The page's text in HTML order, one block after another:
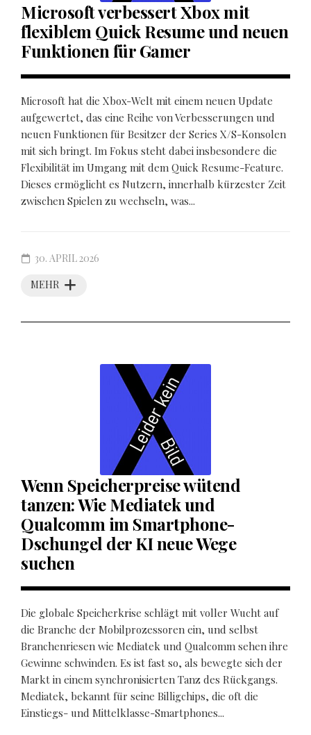
Microsoft verbessert Xbox mit
flexiblem Quick Resume und neuen
Funktionen für Gamer
Microsoft hat die Xbox-Welt mit einem neuen Update
aufgewertet, das eine Reihe von Verbesserungen und
neuen Funktionen für Besitzer der Series X/S-Konsolen
mit sich bringt. Im Fokus steht dabei insbesondere die
Flexibilität im Umgang mit dem Quick Resume-Feature.
Dieses ermöglicht es Nutzern, innerhalb kürzester Zeit
zwischen Spielen zu wechseln, was...
MEHR
30. APRIL 2026
Wenn Speicherpreise wütend
tanzen: Wie Mediatek und
Qualcomm im Smartphone-
Dschungel der KI neue Wege
suchen
Die globale Speicherkrise schlägt mit voller Wucht auf
die Branche der Mobilprozessoren ein, und selbst
Branchenriesen wie Mediatek und Qualcomm sehen ihre
Gewinne schwinden. Es ist fast so, als bewegte sich der
Markt in einem synchronisierten Tanz des Rückgangs.
Mediatek, bekannt für seine Billigchips, die oft die
Einstiegs- und Mittelklasse-Smartphones...